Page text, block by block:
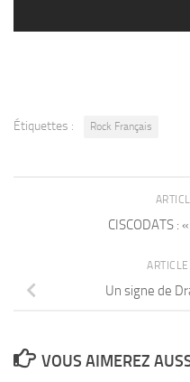
Étiquettes : Rock Français
CISCODATS :
Un signe de
VOUS AIMEREZ